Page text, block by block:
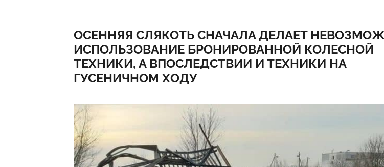
ОСЕННЯЯ СЛЯКОТЬ СНАЧАЛА ДЕЛАЕТ
ИСПОЛЬЗОВАНИЕ БРОНИРОВАННОЙ КОЛЕСНОЙ
ТЕХНИКИ, А ВПОСЛЕДСТВИИ И ТЕХНИКИ НА
ГУСЕНИЧНОМ ХОДУ